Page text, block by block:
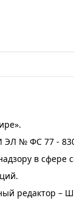
ЭЛ № ФС 77 -
в сфере
редактор –